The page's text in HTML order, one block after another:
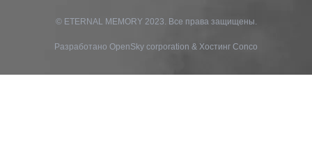
© ETERNAL MEMORY 2023. Все права защищены.
Разработано OpenSky corporation & Хостинг Conco